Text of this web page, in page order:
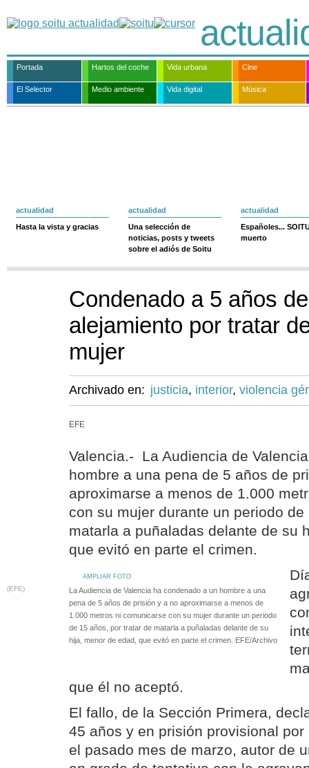
Portada Hartos del coche Vida urbana Cine
El Selector Medio ambiente Vida digital Música
actualidad
Hasta la vista y gracias
actualidad
Una selección de
noticias, posts y tweets
sobre el adiós de Soitu
actualidad
Españoles...
muerto
Condenado a 5 años
alejamiento por tratar
mujer
Archivado en: justicia, interior, violencia
EFE
Valencia.- La Audiencia de
hombre a una pena de 5 años de
aproximarse a menos de 1.000
con su mujer durante un periodo
matarla a puñaladas delante de su
que evitó en parte el crimen.
AMPLIAR FOTO
(EFE)
La Audiencia de Valencia ha condenado a un hombre a una
pena de 5 años de prisión y a no aproximarse a menos de
1.000 metros ni comunicarse con su mujer durante un periodo
de 15 años, por tratar de matarla a puñaladas delante de su
hija, menor de edad, que evitó en parte el crimen. EFE/Archivo
que él no aceptó.
El fallo, de la Sección Primera,
45 años y en prisión provisional
el pasado mes de marzo, autor de